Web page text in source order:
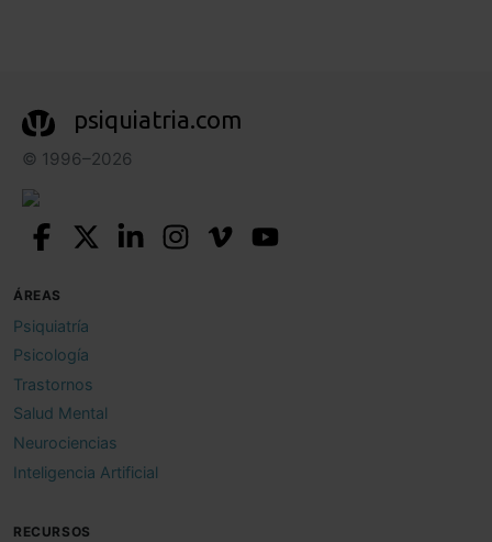
psiquiatria.com
© 1996–2026
ÁREAS
Psiquiatría
Psicología
Trastornos
Salud Mental
Neurociencias
Inteligencia Artificial
RECURSOS